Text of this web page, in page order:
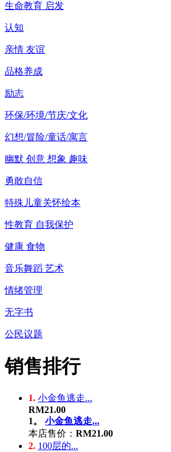
生命教育 启发
认知
亲情 友谊
品格养成
励志
环保/环境/节庆/文化
幻想/冒险/童话/寓言
幽默 创意 想象 趣味
勇敢自信
特殊儿童关怀绘本
性教育 自我保护
健康 食物
音乐舞蹈 艺术
情绪管理
无字书
公民议题
销售排行
1. 小金鱼逃走...
RM21.00
1。
小金鱼逃走...
本店售价： RM21.00
2. 100层的...